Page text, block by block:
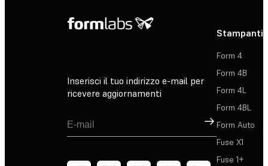
Inserisci il tuo indirizzo e-mail per
ricevere aggiornamenti
Registrati
Stampanti
Form 4
Form 4B
Form 4L
Form 4BL
Form Auto
Fuse X1
Fuse 1+